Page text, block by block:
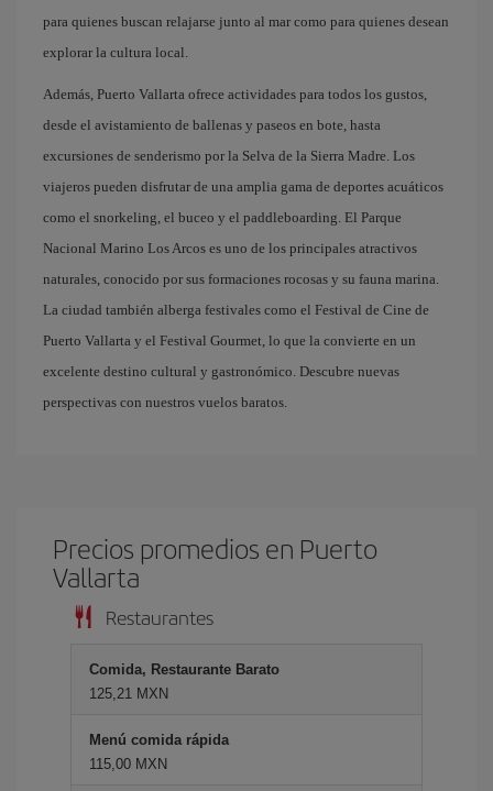
para quienes buscan relajarse junto al mar como para quienes desean
explorar la cultura local.
Además, Puerto Vallarta ofrece actividades para todos los gustos,
desde el avistamiento de ballenas y paseos en bote, hasta
excursiones de senderismo por la Selva de la Sierra Madre. Los
viajeros pueden disfrutar de una amplia gama de deportes acuáticos
como el snorkeling, el buceo y el paddleboarding. El Parque
Nacional Marino Los Arcos es uno de los principales atractivos
naturales, conocido por sus formaciones rocosas y su fauna marina.
La ciudad también alberga festivales como el Festival de Cine de
Puerto Vallarta y el Festival Gourmet, lo que la convierte en un
excelente destino cultural y gastronómico. Descubre nuevas
perspectivas con nuestros vuelos baratos.
Precios promedios en Puerto
Vallarta
Restaurantes
Comida, Restaurante Barato
125,21 MXN
Menú comida rápida
115,00 MXN